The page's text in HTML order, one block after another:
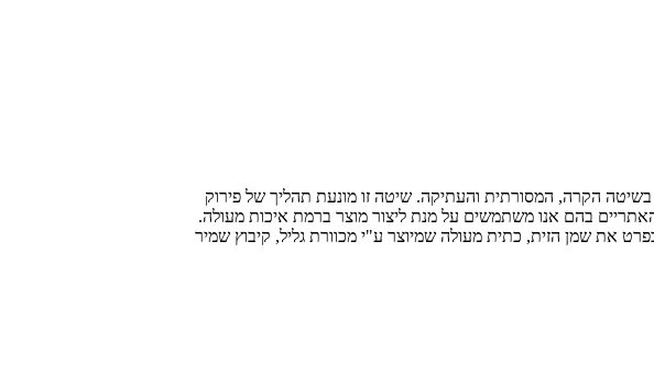
בשיטה הקרה, המסורתית והעתיקה. שיטה זו מונעת תהליך של פירוק
בהם אנו משתמשים על מנת ליצור מוצר ברמת איכות מעולה.
את שמן הזית, כתית מעולה שמיוצר ע"י מכוורת גליל, קיבוץ שמיר